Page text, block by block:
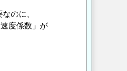
のに、
度係数」が